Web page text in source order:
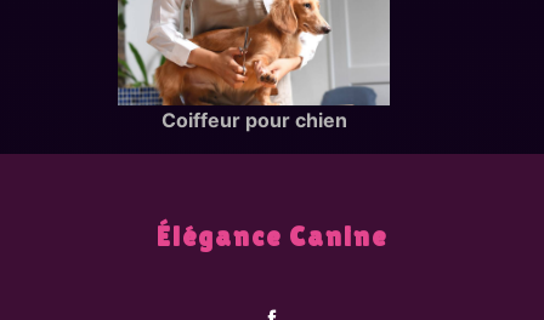
Coiffeur pour chien
Élégance Canine